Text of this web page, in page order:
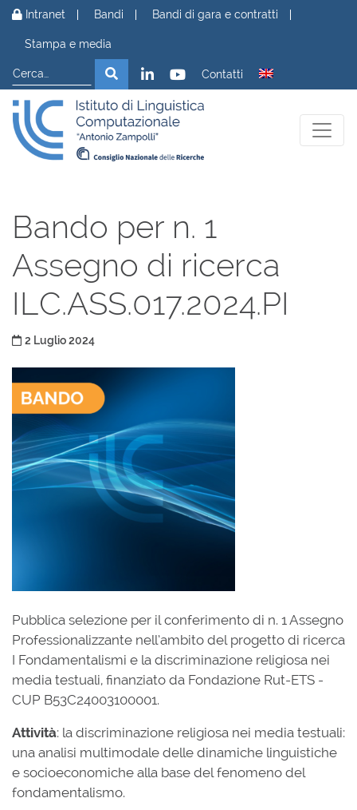
Vai al contenuto
Intranet Bandi Bandi di gara e contratti
Stampa e media
Cerca
Cerca Contatti
Bando per n. 1
Assegno di ricerca
ILC.ASS.017.2024.PI
Pubblicato il
2 Luglio 2024
Pubblica selezione per il conferimento di n. 1 Assegno
Professionalizzante nell’ambito del progetto di ricerca
I Fondamentalismi e la discriminazione religiosa nei
media testuali, ﬁnanziato da Fondazione Rut-ETS -
CUP B53C24003100001.
Attività: la discriminazione religiosa nei media testuali:
una analisi multimodale delle dinamiche linguistiche
e socioeconomiche alla base del fenomeno del
fondamentalismo.